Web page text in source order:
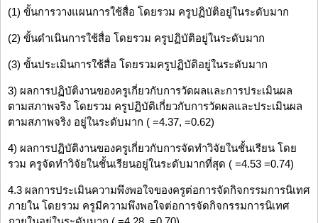
(1) ขั้นการวางแผนการใช้สื่อ โดยรวม ครูปฏิบัติอยู่ในระดับมาก
(2) ขั้นดำเนินการใช้สื่อ โดยรวม ครูปฏิบัติอยู่ในระดับมาก
(3) ขั้นประเมินการใช้สื่อ โดยรวมครูปฏิบัติอยู่ในระดับมาก
3) ผลการปฏิบัติงานของครูเกี่ยวกับการวัดผลและการประเมินผล
ตามสภาพจริง โดยรวม ครูปฏิบัติเกี่ยวกับการวัดผลและประเมินผล
ตามสภาพจริง อยู่ในระดับมาก ( =4.37, =0.62)
4) ผลการปฏิบัติงานของครูเกี่ยวกับการจัดทำวิจัยในชั้นเรียน โดย
รวม ครูจัดทำวิจัยในชั้นเรียนอยู่ในระดับมากที่สุด ( =4.53 =0.74)
4.3 ผลการประเมินความพึงพอใจของครูต่อการจัดกิจกรรมการนิเทศ
ภายใน โดยรวม ครูมีความพึงพอใจต่อการจัดกิจกรรมการนิเทศ